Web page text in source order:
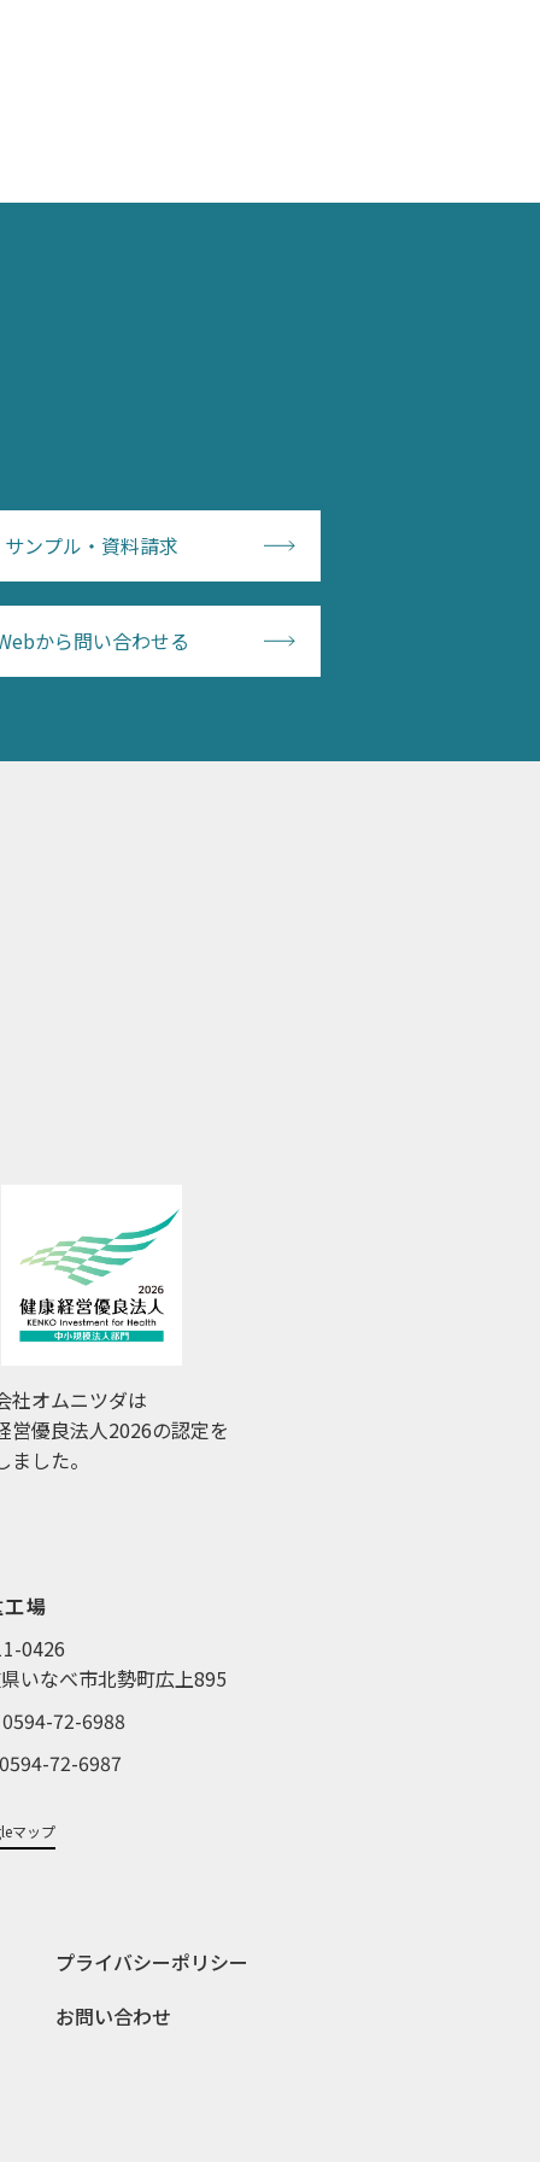
サンプル・資料請求
から問い合わせる
社オムニツダは
営優良法人2026の認定を
ました。
場
0426
いなべ市北勢町広上895
72-6988
72-6987
マップ
プライバシーポリシー
お問い合わせ